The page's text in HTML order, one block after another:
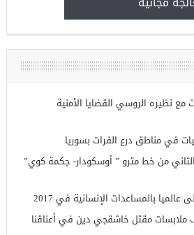
في
مع نظيره الروسي القضايا الأمنية
من خط مترو ” أوسكودار- جكمة كوي”
عالميا بالمساعدات الإنسانية في 2017